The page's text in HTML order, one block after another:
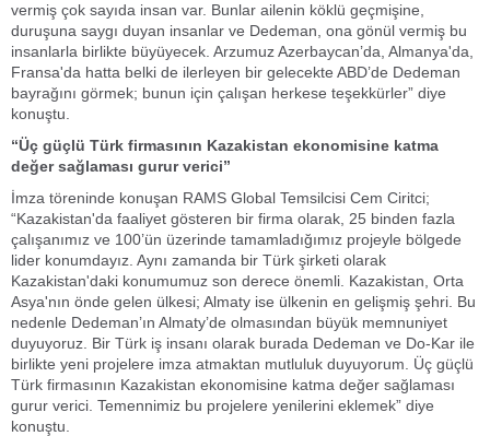
vermiş çok sayıda insan var. Bunlar ailenin köklü geçmişine,
duruşuna saygı duyan insanlar ve Dedeman, ona gönül vermiş bu
insanlarla birlikte büyüyecek. Arzumuz Azerbaycan’da, Almanya'da,
Fransa'da hatta belki de ilerleyen bir gelecekte ABD’de Dedeman
bayrağını görmek; bunun için çalışan herkese teşekkürler” diye
konuştu.
“Üç güçlü Türk firmasının Kazakistan ekonomisine katma
değer sağlaması gurur verici”
İmza töreninde konuşan RAMS Global Temsilcisi Cem Ciritci;
“Kazakistan'da faaliyet gösteren bir firma olarak, 25 binden fazla
çalışanımız ve 100’ün üzerinde tamamladığımız projeyle bölgede
lider konumdayız. Aynı zamanda bir Türk şirketi olarak
Kazakistan'daki konumumuz son derece önemli. Kazakistan, Orta
Asya'nın önde gelen ülkesi; Almaty ise ülkenin en gelişmiş şehri. Bu
nedenle Dedeman’ın Almaty’de olmasından büyük memnuniyet
duyuyoruz. Bir Türk iş insanı olarak burada Dedeman ve Do-Kar ile
birlikte yeni projelere imza atmaktan mutluluk duyuyorum. Üç güçlü
Türk firmasının Kazakistan ekonomisine katma değer sağlaması
gurur verici. Temennimiz bu projelere yenilerini eklemek” diye
konuştu.